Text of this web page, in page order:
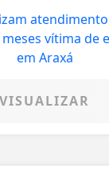
VISUALIZAR